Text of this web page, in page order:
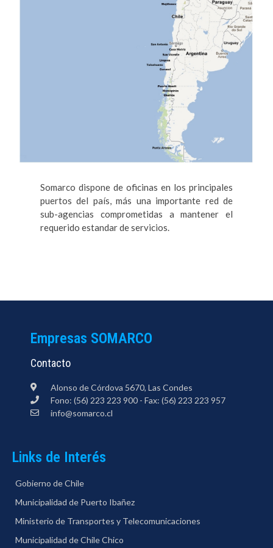
Somarco dispone de oficinas en los principales
puertos del país, más una importante red de
sub-agencias comprometidas a mantener el
requerido estandar de servicios.
Empresas SOMARCO
Contacto
Alonso de Córdova 5670, Las Condes
Fono: (56) 223 223 900 - Fax: (56) 223 223 957
info@somarco.cl
Links de Interés
Gobierno de Chile
Municipalidad de Puerto Ibañez
Ministerio de Transportes y Telecomunicaciones
Municipalidad de Chile Chico